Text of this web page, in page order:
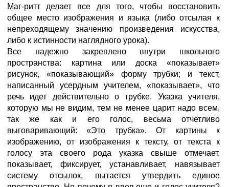
Маг-ритт делает все для того, чтобы восстановить
общее место изображения и языка (либо отсылая к
непреходящему значению произведения искусства,
либо к истинности наглядного урока).
Все надежно закреплено внутри школьного
пространства: картина или доска «показывает»
рисунок, «показывающий» форму трубки; и текст,
написанный усердным учителем, «показывает», что
речь идет действительно о трубке. Указка учителя,
которую мы не видим, тем не менее царит надо всем,
так же как и его голос, весьма отчетливо
выговаривающий: «Это трубка». От картины к
изображению, от изображения к тексту, от текста к
голосу эта своего рода указка свыше отмечает,
показывает, фиксирует, устанавливает, навязывает
систему отсылок, пытается утвердить единое